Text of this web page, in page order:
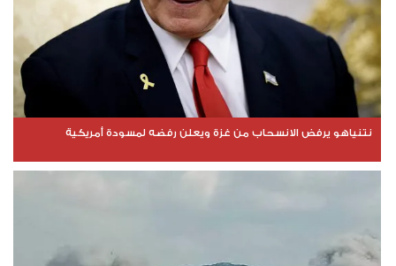
نتنياهو يرفض الانسحاب من غزة ويعلن رفضه لمسودة أمريكية